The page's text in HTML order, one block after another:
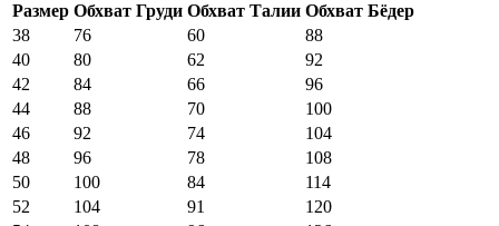
Размер Обхват Груди Обхват Талии Обхват Бёдер
38
76 60
88
40
80 62
92
42
84 66
96
44
88 70
100
46
92 74
104
48
96 78
108
50
100 84
114
52
104 91
120